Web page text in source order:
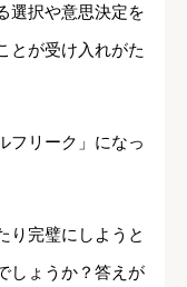
選択や意思決定を
とが受け入れがた
フリーク」になっ
り完璧にしようと
しょうか？答えが